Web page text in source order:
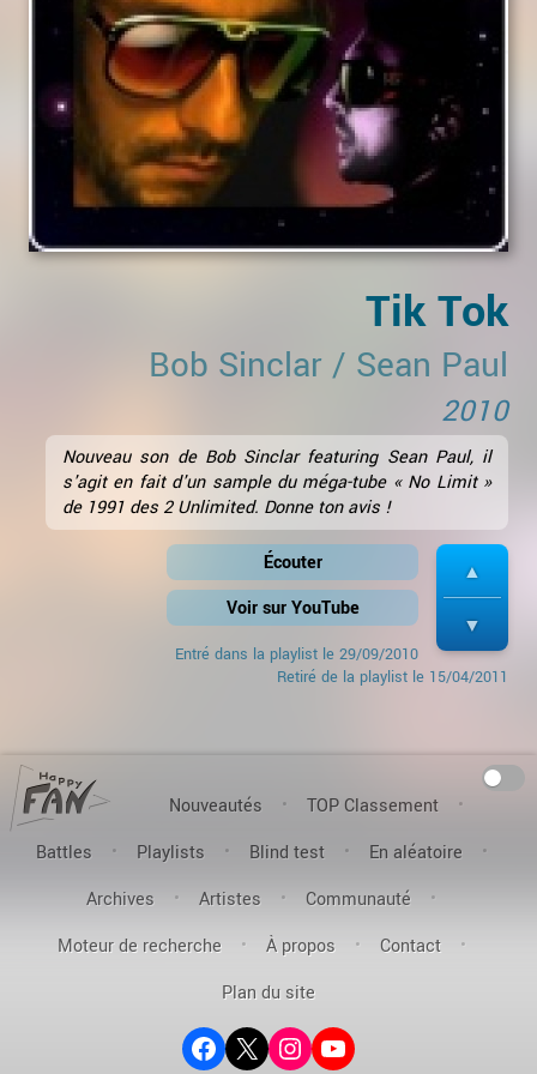
Tik Tok
Bob Sinclar / Sean Paul
2010
Nouveau son de Bob Sinclar featuring Sean Paul, il
s'agit en fait d'un sample du méga-tube « No Limit »
de 1991 des 2 Unlimited. Donne ton avis !
Écouter
Voir sur YouTube
Entré dans la playlist le 29/09/2010
Retiré de la playlist le 15/04/2011
Nouveautés
TOP Classement
Battles
Playlists Blind test
En aléatoire
Archives
Artistes
Communauté
Moteur de recherche
À propos
Contact
Plan du site
Facebook
X (ex-Twitter)Instagram
YouTube
On